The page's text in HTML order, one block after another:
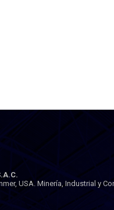
USA. Minería, Industrial y